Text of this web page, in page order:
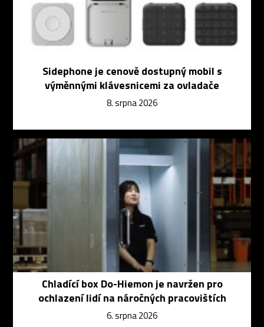
Sidephone je cenově dostupný mobil s
výměnnými klávesnicemi za ovladače
8. srpna 2026
Chladící box Do-Hiemon je navržen pro
ochlazení lidí na náročných pracovištích
6. srpna 2026